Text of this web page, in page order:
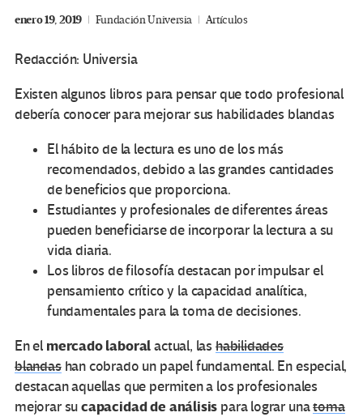
enero 19, 2019 Fundación Universia Artículos
Redacción: Universia
Existen algunos libros para pensar que todo profesional
debería conocer para mejorar sus habilidades blandas
El hábito de la lectura es uno de los más
recomendados, debido a las grandes cantidades
de beneficios que proporciona.
Estudiantes y profesionales de diferentes áreas
pueden beneficiarse de incorporar la lectura a su
vida diaria.
Los libros de filosofía destacan por impulsar el
pensamiento crítico y la capacidad analítica,
fundamentales para la toma de decisiones.
En el mercado laboralactual, las habilidades
blandashan cobrado un papel fundamental. En especial,
destacan aquellas que permiten a los profesionales
mejorar sucapacidad de análisis para lograr unatoma